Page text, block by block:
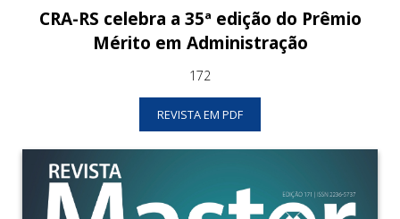
CRA-RS celebra a 35ª edição do Prêmio
Mérito em Administração
172
REVISTA EM PDF